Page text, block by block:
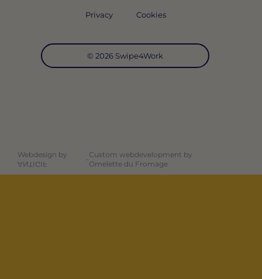
© 2026 Swipe4Work
Privacy Cookies
Webdesign by
ANTIGIF
-
Custom webdevelopment by
Omelette du Fromage